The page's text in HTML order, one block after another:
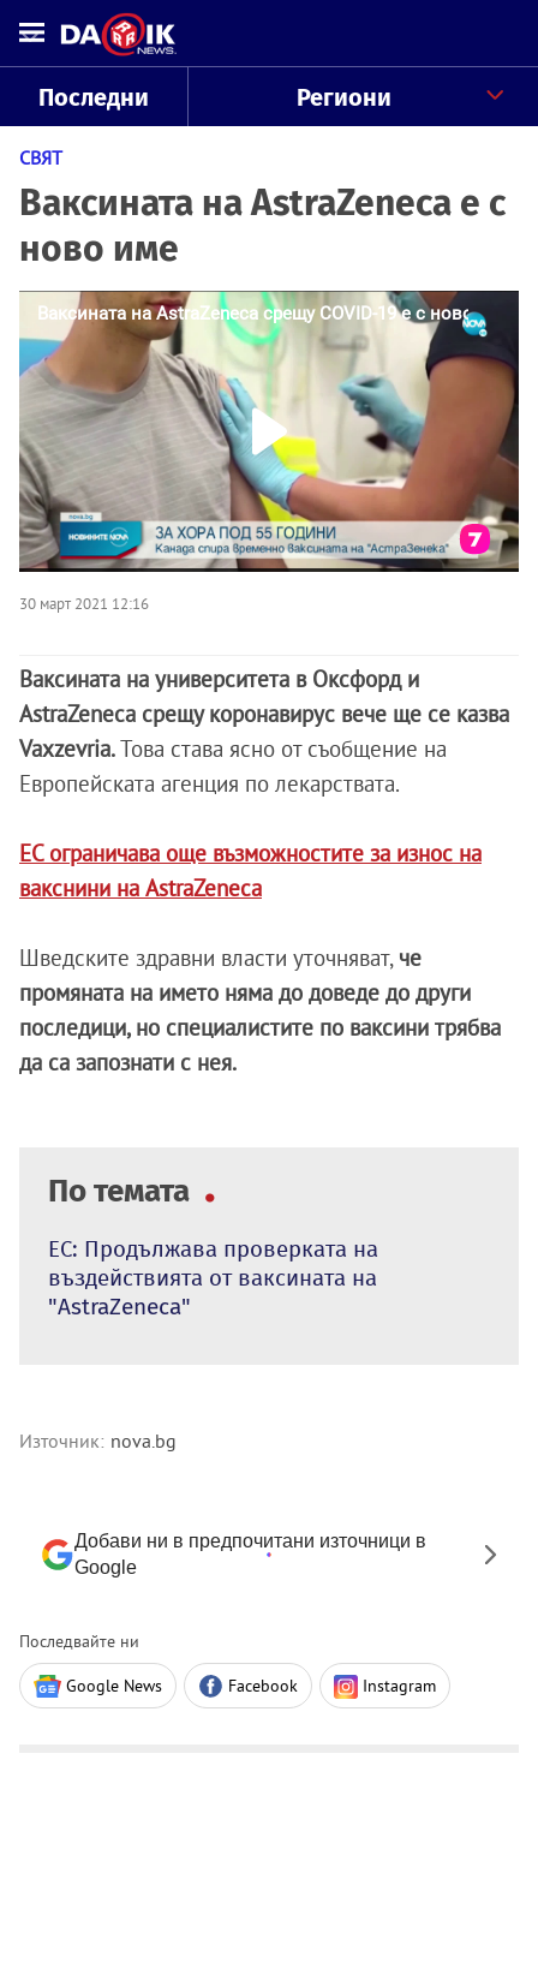
Последни Региони
СВЯТ
Ваксината на AstraZeneca е с
ново име
30 март 2021 12:16
Ваксината на университета в Оксфорд и
AstraZeneca срещу коронавирус вече ще се казва
Vaxzevria.Това става ясно от съобщение на
Европейската агенция по лекарствата.
ЕС ограничава още възможностите за износ на
вакснини на AstraZeneca
Шведските здравни власти уточняват, че
промяната на името няма до доведе до други
последици, но специалистите по ваксини трябва
да са запознати с нея.
По темата
ЕС: Продължава проверката на
въздействията от ваксината на
"AstraZeneca"
Източник: nova.bg
Добави ни в предпочитани източници в
Google
Последвайте ни
Google News Facebook Instagram